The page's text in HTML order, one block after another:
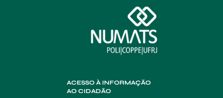
ACESSO À INFORMAÇÃO
AO CIDADÃO